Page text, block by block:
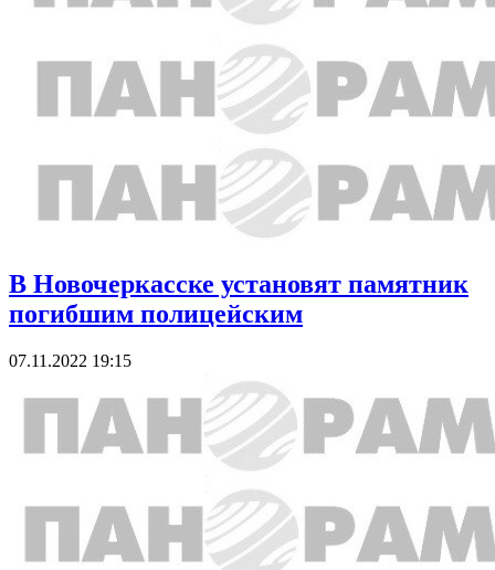
В Новочеркасске установят памятник
погибшим полицейским
07.11.2022 19:15